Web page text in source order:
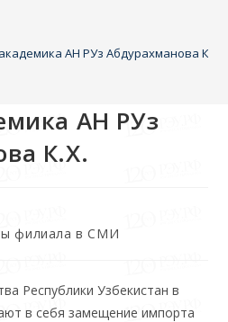
АН РУз Абдурахманова К.Х.
АН РУз
К.Х.
филиала в СМИ
Республики Узбекистан в
в себя замещение импорта